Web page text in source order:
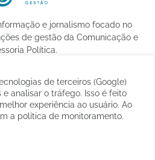
e jornalismo focado no
de gestão da Comunicação e
Política.
de terceiros (Google)
analisar o tráfego. Isso é feito
experiência ao usuário. Ao
a política de monitoramento.